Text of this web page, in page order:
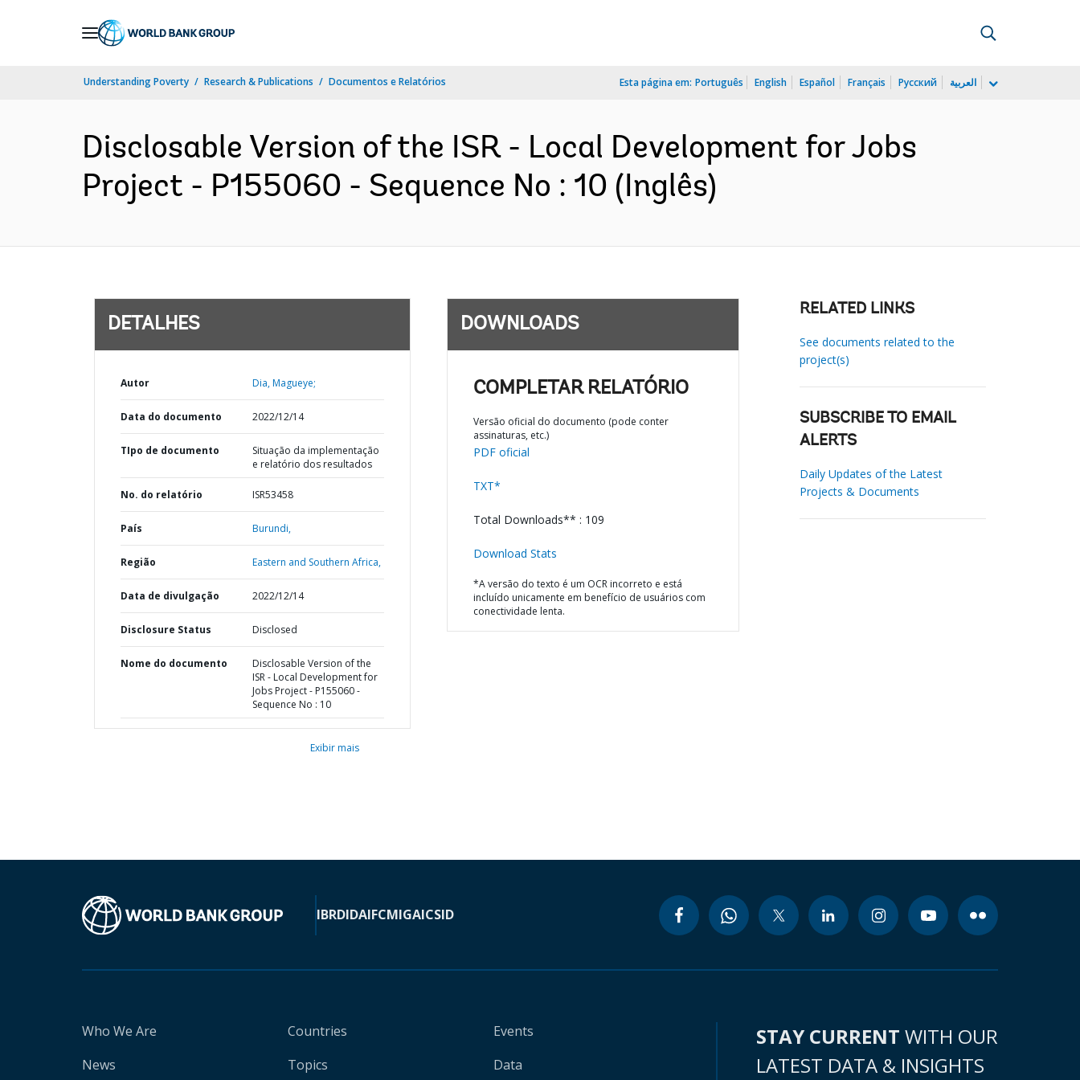
Understanding Poverty Research & Publications Documentos e Relatórios Esta página em: Português English Español Français Русский العربية
Disclosable Version of the ISR - Local Development for Jobs
Project - P155060 - Sequence No : 10 (Inglês)
DETALHES
Autor Dia, Magueye;
Data do documento 2022/12/14
TIpo de documento
Situação da implementação
e relatório dos resultados
No. do relatório ISR53458
País Burundi,
Região Eastern and Southern Africa,
Data de divulgação 2022/12/14
Disclosure Status Disclosed
Nome do documento
Disclosable Version of the
ISR - Local Development for
Jobs Project - P155060 -
Sequence No : 10
Exibir mais
DOWNLOADS
COMPLETAR RELATÓRIO
Versão oficial do documento (pode conter
assinaturas, etc.)
PDF oficial
TXT*
Total Downloads** : 109
Download Stats
*A versão do texto é um OCR incorreto e está
incluído unicamente em benefício de usuários com
conectividade lenta.
RELATED LINKS
See documents related to the
project(s)
SUBSCRIBE TO EMAIL
ALERTS
Daily Updates of the Latest
Projects & Documents
IBRDIDAIFCMIGAICSID
Who We Are
News
Countries
Topics
Events
Data
STAY CURRENT WITH OUR
LATEST DATA & INSIGHTS